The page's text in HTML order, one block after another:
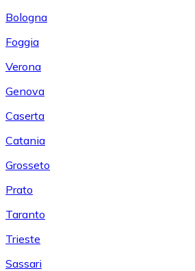
Bologna
Foggia
Verona
Genova
Caserta
Catania
Grosseto
Prato
Taranto
Trieste
Sassari